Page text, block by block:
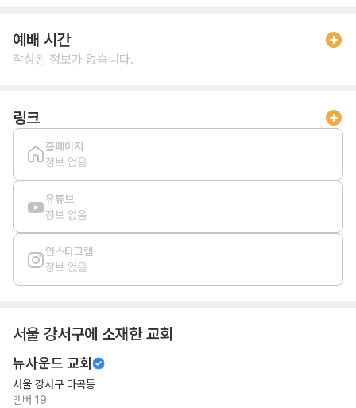
예배 시간
작성된 정보가 없습니다.
링크
홈페이지
정보 없음
유튜브
정보 없음
인스타그램
정보 없음
서울 강서구에 소재한 교회
뉴사운드 교회
서울 강서구 마곡동
멤버 19